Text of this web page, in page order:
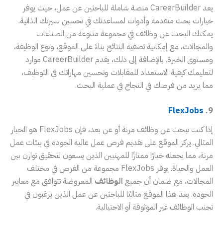
يعد CareerBuilder منصة شاملة للباحثين عن عمل، حيث يوفر
خيارات بحث متقدمة وأدوات لمساعدتك في تحسين سيرتك الذاتية.
يمكنك البحث عن وظائف في مجموعة متنوعة من الصناعات
والمجالات، مع إمكانية تصفية النتائج بناءً على الموقع، ونوع الوظيفة،
ومستوى الخبرة. بالإضافة إلى ذلك، يقدم CareerBuilder موارد
لتعليمك كيفية الاستعداد للمقابلات وتحسين مهاراتك في التوظيف،
مما يزيد من فرصك في النجاح في عملية البحث.
9.
FlexJobs
إذا كنت تبحث عن وظائف مرنة أو عن بعد، فإن FlexJobs هو الخيار
المثالي. يركز الموقع على تقديم فرص عمل عالية الجودة في بيئات عمل
مرنة، مما يجعله خيارًا ممتازًا للمهنيين الذين يسعون لتحقيق توازن بين
العمل والحياة. يوفر FlexJobs مجموعة من الفرص في مختلف
المجالات، مع ضمان أن جميع الوظائف المعروضة تتوافق مع معايير
الجودة. يعد هذا الموقع مثاليًا للباحثين عن عمل الذين يرغبون في
تجنب الوظائف غير الموثوقة أو الاحتيالية.